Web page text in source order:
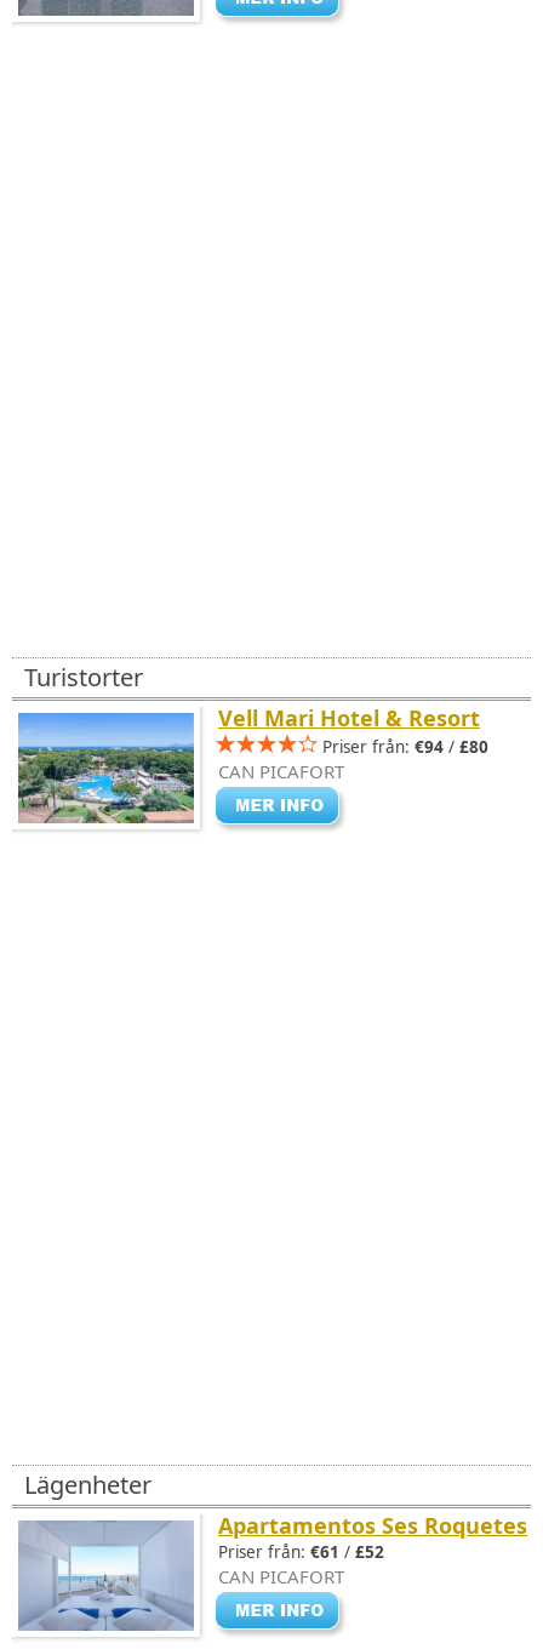
Turistorter
Vell Mari Hotel & Resort
Priser från: €94 / £80
CAN PICAFORT
Lägenheter
Apartamentos Ses Roquetes
Priser från: €61 / £52
CAN PICAFORT